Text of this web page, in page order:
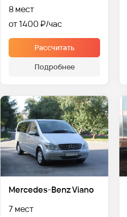
8 мест
от 1400 ₽
Рассчитать
Подробнее
Mercedes-Benz Viano
7 мест